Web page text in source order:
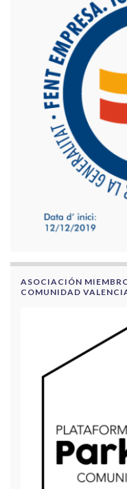
ASOCIACIÓN
COMUNIDAD